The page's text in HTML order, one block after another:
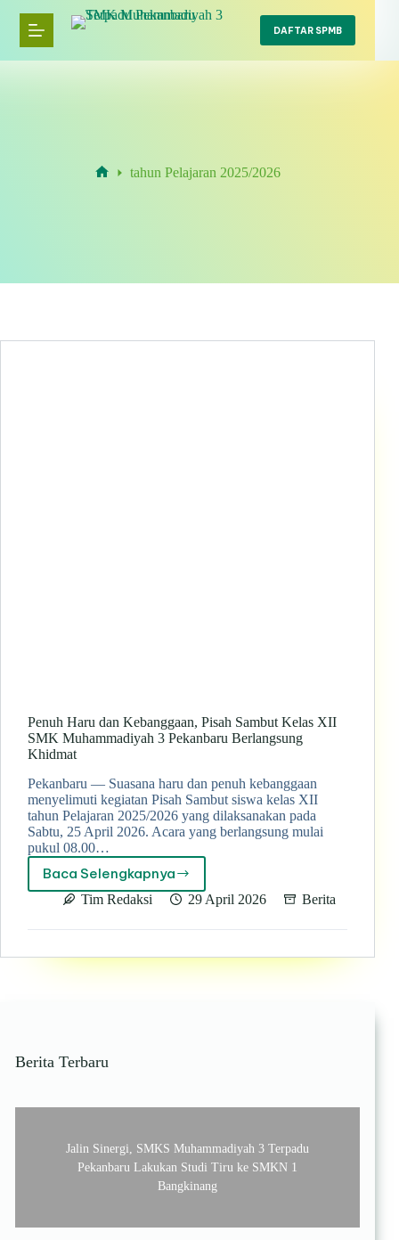
content
DAFTAR SPMB
tahun Pelajaran 2025/2026
Penuh Haru dan Kebanggaan, Pisah Sambut Kelas XII
SMK Muhammadiyah 3 Pekanbaru Berlangsung
Khidmat
Pekanbaru — Suasana haru dan penuh kebanggaan
menyelimuti kegiatan Pisah Sambut siswa kelas XII
tahun Pelajaran 2025/2026 yang dilaksanakan pada
Sabtu, 25 April 2026. Acara yang berlangsung mulai
pukul 08.00…
Baca Selengkapnya
Penuh
Haru
Kebanggaan,
Sambut
Tim Redaksi 29 April 2026 Berita
Berita Terbaru
Jalin Sinergi, SMKS Muhammadiyah 3 Terpadu
Pekanbaru Lakukan Studi Tiru ke SMKN 1
Bangkinang